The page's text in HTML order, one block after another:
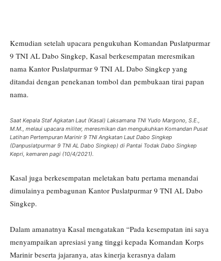
Kemudian setelah upacara pengukuhan Komandan Puslatpurmar
9 TNI AL Dabo Singkep, Kasal berkesempatan meresmikan
nama Kantor Puslatpurmar 9 TNI AL Dabo Singkep yang
ditandai dengan penekanan tombol dan pembukaan tirai papan
nama.
Saat Kepala Staf Agkatan Laut (Kasal) Laksamana TNI Yudo Margono, S.E.,
M.M., melaui upacara militer, meresmikan dan mengukuhkan Komandan Pusat
Latihan Pertempuran Marinir 9 TNI Angkatan Laut Dabo Singkep
(Danpuslatpurmar 9 TNI AL Dabo Singkep) di Pantai Todak Dabo Singkep
Kepri, kemaren pagi (10/4/2021).
Kasal juga berkesempatan meletakan batu pertama menandai
dimulainya pembagunan Kantor Puslatpurmar 9 TNI AL Dabo
Singkep.
Dalam amanatnya Kasal mengatakan “Pada kesempatan ini saya
menyampaikan apresiasi yang tinggi kepada Komandan Korps
Marinir beserta jajaranya, atas kinerja kerasnya dalam